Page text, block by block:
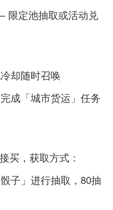
限定池抽取或活动兑
却随时召唤
成「城市货运」任务
买，获取方式：
子」进行抽取，80抽